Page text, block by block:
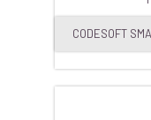
CODESOFT